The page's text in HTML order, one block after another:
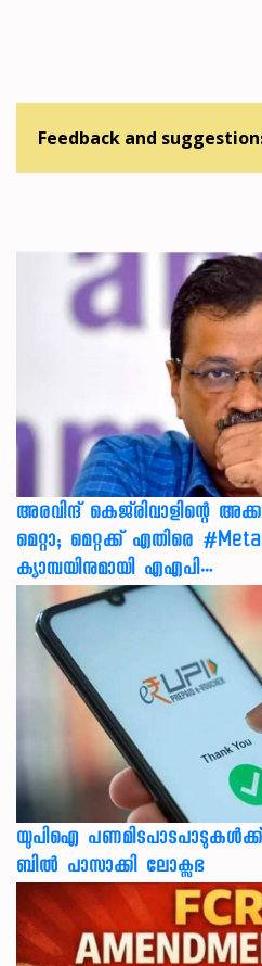
Feedback and
അരവിന്ദ് കെജ്‌രിവാളിന്റെ
മെറ്റാ; മെറ്റക്ക് എതിരെ
ക്യാമ്പയിനുമായി എഎപി…
യുപിഐ പണമിടപാടപാടുകൾക്ക്
ബിൽ പാസാക്കി ലോക്സഭ